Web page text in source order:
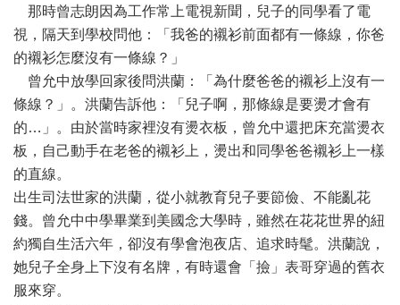
那時曾志朗因為工作常上電視新聞，兒子的同學看了電
視，隔天到學校問他：「我爸的襯衫前面都有一條線，你爸
的襯衫怎麼沒有一條線？」
曾允中放學回家後問洪蘭：「為什麼爸爸的襯衫上沒有一
條線？」。洪蘭告訴他：「兒子啊，那條線是要燙才會有
的…」。由於當時家裡沒有燙衣板，曾允中還把床充當燙衣
板，自己動手在老爸的襯衫上，燙出和同學爸爸襯衫上一樣
的直線。
出生司法世家的洪蘭，從小就教育兒子要節儉、不能亂花
錢。曾允中中學畢業到美國念大學時，雖然在花花世界的紐
約獨自生活六年，卻沒有學會泡夜店、追求時髦。洪蘭說，
她兒子全身上下沒有名牌，有時還會「撿」表哥穿過的舊衣
服來穿。